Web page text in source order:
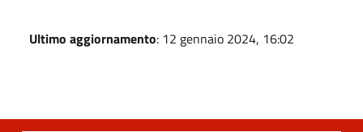
Ultimo aggiornamento: 12 gennaio 2024, 16:02